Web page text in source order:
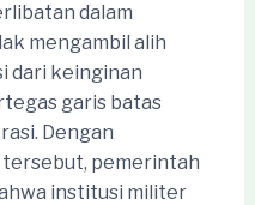
dalam
mengambil alih
dari keinginan
garis batas
Dengan
pemerintah
institusi militer